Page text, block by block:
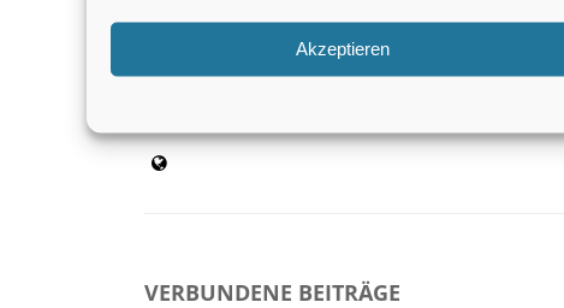
Akzeptieren
VERBUNDENE BEITRÄGE